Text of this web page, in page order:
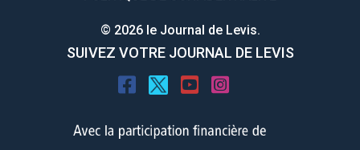
© 2026 le Journal de Levis.
SUIVEZ VOTRE JOURNAL DE LEVIS